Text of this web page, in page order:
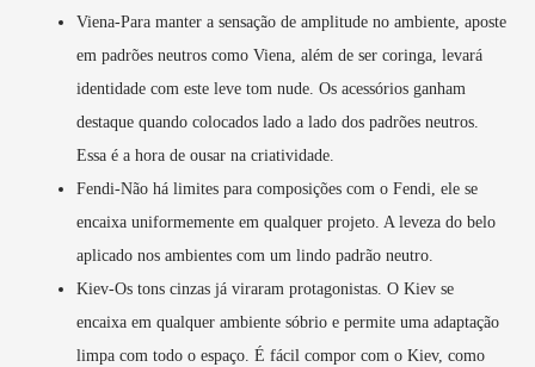
Viena-Para manter a sensação de amplitude no ambiente, aposte
em padrões neutros como Viena, além de ser coringa, levará
identidade com este leve tom nude. Os acessórios ganham
destaque quando colocados lado a lado dos padrões neutros.
Essa é a hora de ousar na criatividade.
Fendi-Não há limites para composições com o Fendi, ele se
encaixa uniformemente em qualquer projeto. A leveza do belo
aplicado nos ambientes com um lindo padrão neutro.
Kiev-Os tons cinzas já viraram protagonistas. O Kiev se
encaixa em qualquer ambiente sóbrio e permite uma adaptação
limpa com todo o espaço. É fácil compor com o Kiev, como